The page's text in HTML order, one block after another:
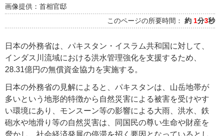
画像提供：首相官邸
このページの所要時間： 約 1分3秒
日本の外務省は、パキスタン・イスラム共和国に対して、
インダス川流域における洪水管理強化を支援するため、
28.31億円の無償資金協力を実施する。
日本の外務省の見解によると、パキスタンは、山岳地帯が
多いという地形的特徴から自然災害による被害を受けやす
い環境にあり、モンスーン等の影響による大雨、洪水、鉄
砲水や地滑り等の自然災害は、同国民の尊い生命や財産を
脅かし、社会経済発展の停滞を招く要因となっているとし